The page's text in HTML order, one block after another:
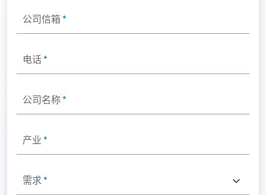
公司信箱*
电话*
公司名称*
产业*
需求*